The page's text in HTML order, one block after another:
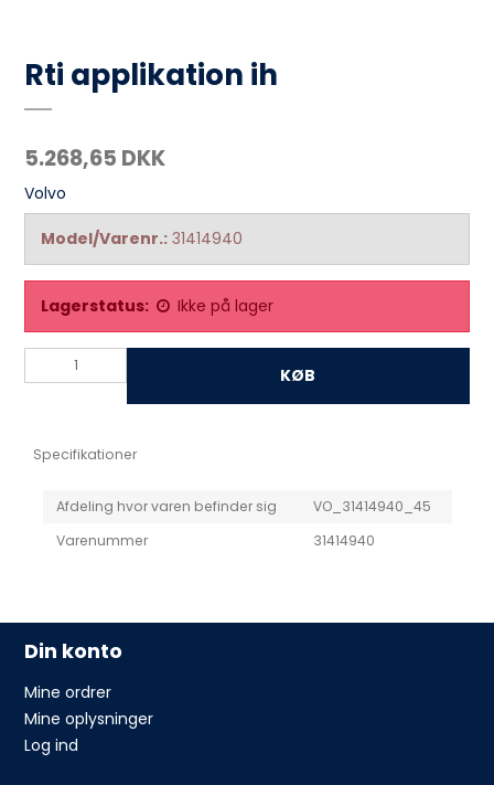
Rti applikation ih
5.268,65 DKK
Volvo
Model/Varenr.: 31414940
Lagerstatus: Ikke på lager
KØB
Specifikationer
Afdeling hvor varen befinder sig
VO_31414940_45
Varenummer
31414940
Din konto
Mine ordrer
Mine oplysninger
Log ind